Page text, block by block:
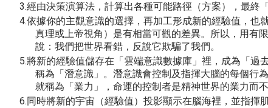
經由決策演算法，計算出各種可能路徑（方案），最終
依據你的主觀意識的選擇，再加工形成新的經驗值，也
真理或上帝視角）是有相當可觀的差異。所以，用有
說： 我們把世界看錯，反說它欺騙了我們。
將新的經驗值儲存在「雲端意識數據庫」裡，成為「過
稱為「潛意識」。潛意識會控制及指揮大腦的每個行
就稱為「業力」，命運的控制者是精神世界的業力而不
同時將新的宇宙（經驗值）投影顯示在腦海裡，並指揮